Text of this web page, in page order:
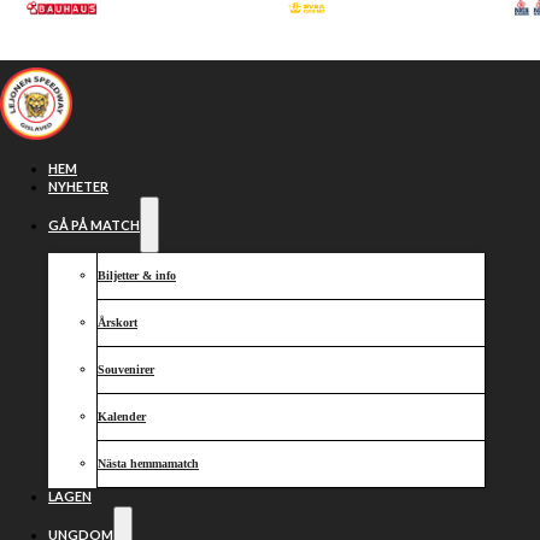
Hoppa till huvudinnehåll
HEM
NYHETER
GÅ PÅ MATCH
Biljetter & info
Årskort
Souvenirer
Kalender
Nästa hemmamatch
LAGEN
UNGDOM
Slutspelsfest